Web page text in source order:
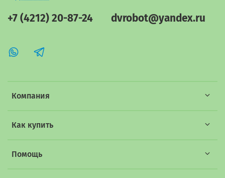
Компания
Как купить
Помощь
+7 (4212) 20-87-24 dvrobot@yandex.ru